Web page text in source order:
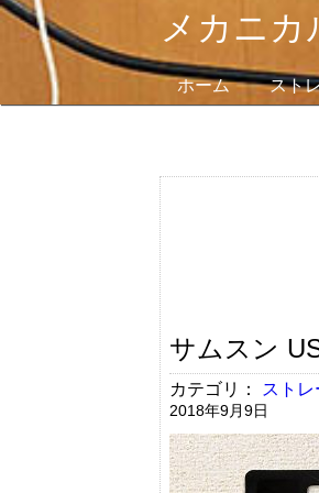
メカニ
ホーム スト
サムスン
カテゴリ： ストレ
2018年9月9日